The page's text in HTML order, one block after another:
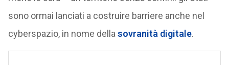
sono ormai lanciati a costruire barriere anche nel
cyberspazio, in nome della sovranità digitale.